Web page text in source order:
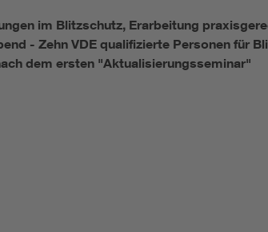
im Blitzschutz, Erarbeitung
- Zehn VDE qualifizierte Personen für
dem ersten "Aktualisierungsseminar"